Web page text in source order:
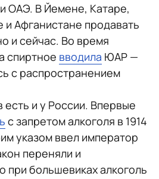
ОАЭ. В Йемене, Катаре,
и Афганистане продавать
и сейчас. Во время
спиртное вводила ЮАР —
с распространением
есть и у России. Впервые
с запретом алкоголя в 1914
указом ввел император
переняли и
большевиках алкоголь